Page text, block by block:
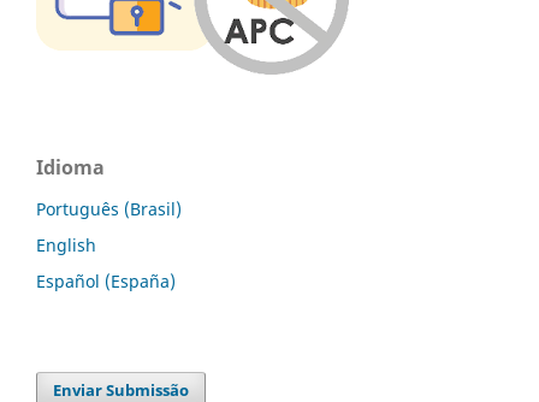
Idioma
Português (Brasil)
English
Español (España)
Enviar Submissão